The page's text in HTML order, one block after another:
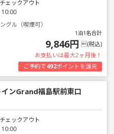
ェックアウト
10:00
グル（喫煙可）
1泊1名合計
9,846円 (税込)
お支払いは最大2ヶ月後！
ご予約で492ポイントを還元
ンGrand福島駅前東口
ェックアウト
10:00